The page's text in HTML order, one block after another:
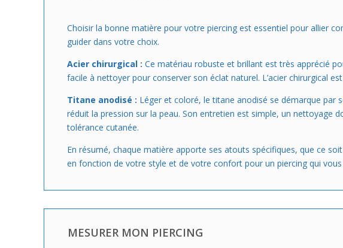
Choisir la bonne matière pour votre piercing est essentiel pour allier
guider dans votre choix.
Acier chirurgical : Ce matériau robuste et brillant est très apprécié
facile à nettoyer pour conserver son éclat naturel. L’acier chirurgical
Titane anodisé : Léger et coloré, le titane anodisé se démarque par
réduit la pression sur la peau. Son entretien est simple, un nettoyage
tolérance cutanée.
En résumé, chaque matière apporte ses atouts spécifiques, que ce
en fonction de votre style et de votre confort pour un piercing qui
MESURER MON PIERCING